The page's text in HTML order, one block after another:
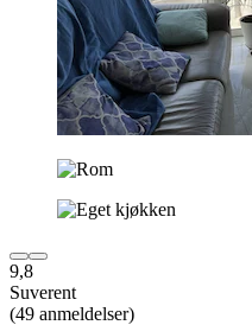
9,8
Suverent
(49 anmeldelser)